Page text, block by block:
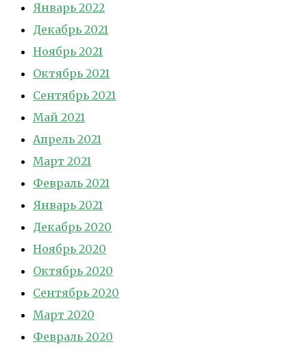
Январь 2022
Декабрь 2021
Ноябрь 2021
Октябрь 2021
Сентябрь 2021
Май 2021
Апрель 2021
Март 2021
Февраль 2021
Январь 2021
Декабрь 2020
Ноябрь 2020
Октябрь 2020
Сентябрь 2020
Март 2020
Февраль 2020